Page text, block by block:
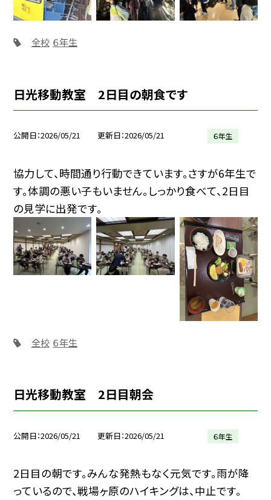
全校 ６年生
日光移動教室 2日目の朝食です
公開日 2026/05/21 更新日 2026/05/21 ６年生
協力して、時間通り行動できています。さすが6年生で
す。体調の悪い子もいません。しっかり食べて、2日目
の見学に出発です。
全校 ６年生
日光移動教室 2日目朝会
公開日 2026/05/21 更新日 2026/05/21 ６年生
2日目の朝です。みんな発熱もなく元気です。雨が降
っているので、戦場ヶ原のハイキングは、中止です。